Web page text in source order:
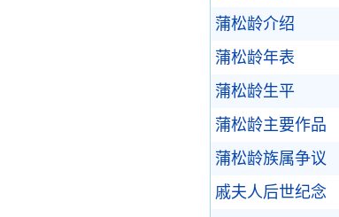
蒲松龄介绍
蒲松龄年表
蒲松龄生平
蒲松龄主要作品
蒲松龄族属争议
戚夫人后世纪念